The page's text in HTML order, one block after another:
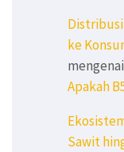
ke
mengenai
Apakah
Sawit